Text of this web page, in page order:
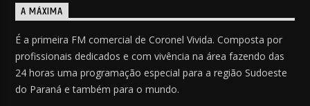
A MÁXIMA
É a primeira FM comercial de Coronel Vivida. Composta por
profissionais dedicados e com vivência na área fazendo das
24 horas uma programação especial para a região Sudoeste
do Paraná e também para o mundo.